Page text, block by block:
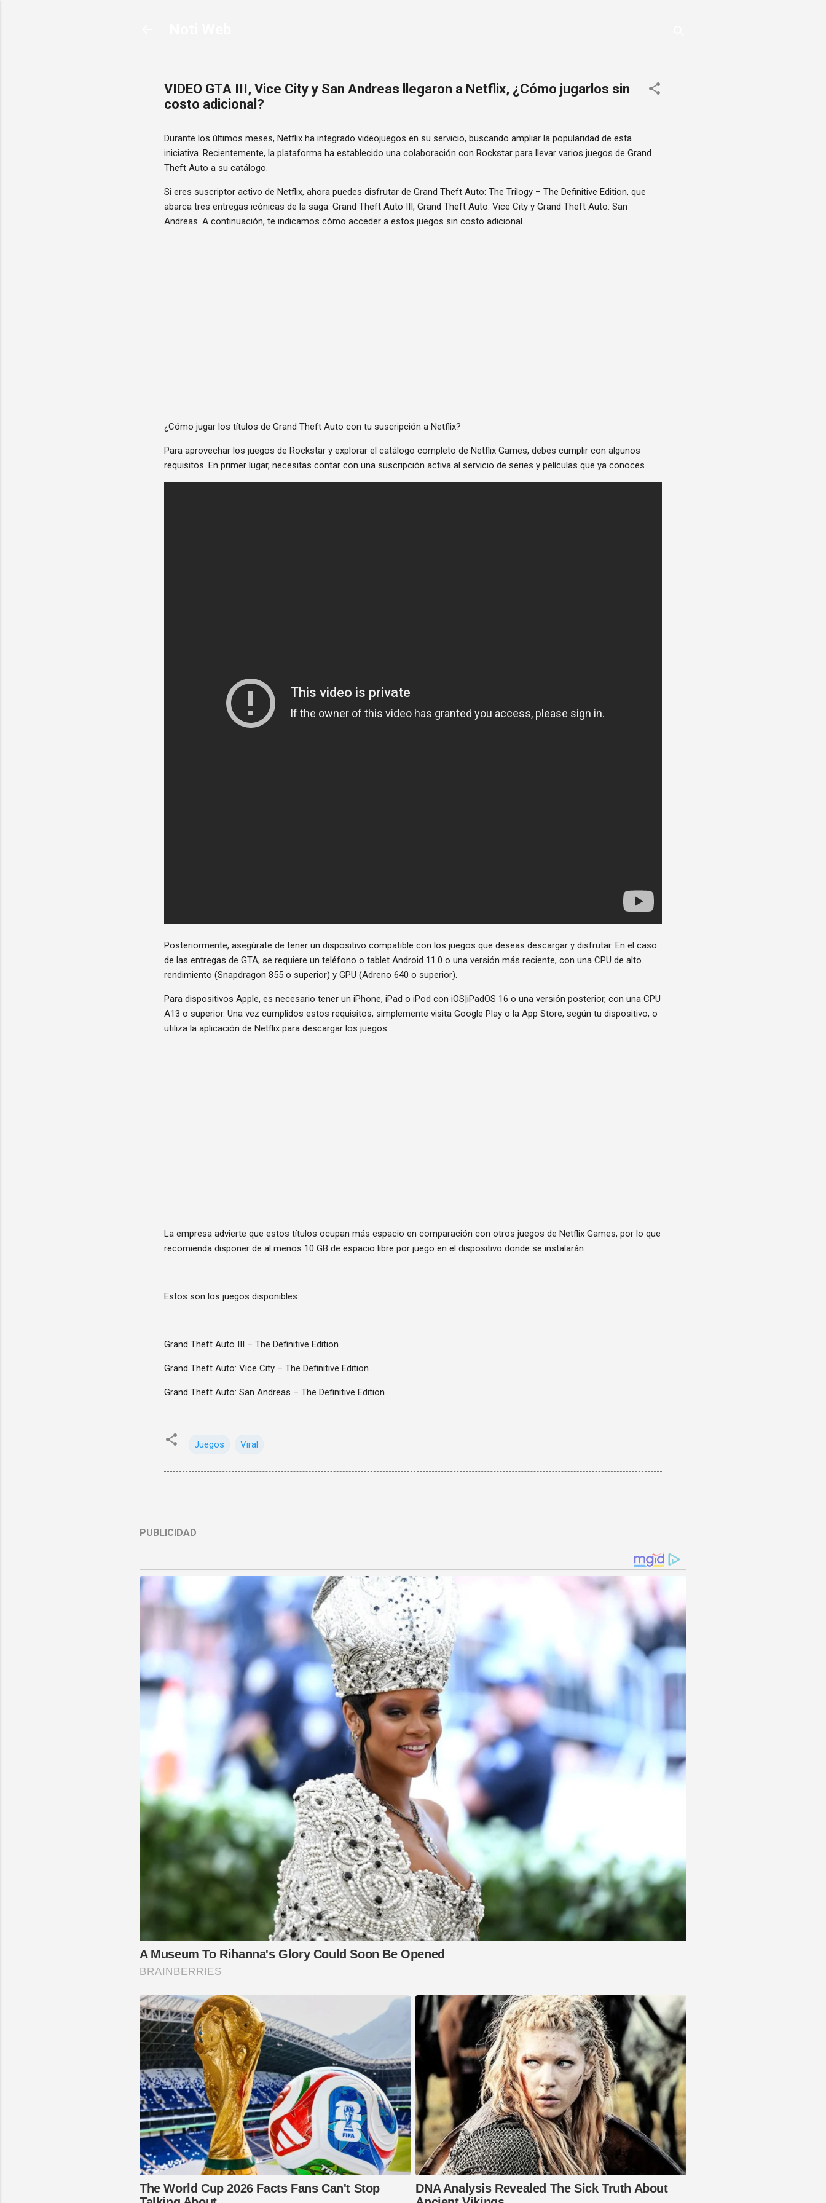
VIDEO GTA III, Vice City y San Andreas llegaron a Netflix, ¿Cómo jugarlos sin
costo adicional?
Durante los últimos meses, Netflix ha integrado videojuegos en su servicio, buscando ampliar la popularidad de esta
iniciativa. Recientemente, la plataforma ha establecido una colaboración con Rockstar para llevar varios juegos de Grand
Theft Auto a su catálogo.
Si eres suscriptor activo de Netflix, ahora puedes disfrutar de Grand Theft Auto: The Trilogy – The Definitive Edition, que
abarca tres entregas icónicas de la saga: Grand Theft Auto III, Grand Theft Auto: Vice City y Grand Theft Auto: San
Andreas. A continuación, te indicamos cómo acceder a estos juegos sin costo adicional.
¿Cómo jugar los títulos de Grand Theft Auto con tu suscripción a Netflix?
Para aprovechar los juegos de Rockstar y explorar el catálogo completo de Netflix Games, debes cumplir con algunos
requisitos. En primer lugar, necesitas contar con una suscripción activa al servicio de series y películas que ya conoces.
Posteriormente, asegúrate de tener un dispositivo compatible con los juegos que deseas descargar y disfrutar. En el caso
de las entregas de GTA, se requiere un teléfono o tablet Android 11.0 o una versión más reciente, con una CPU de alto
rendimiento (Snapdragon 855 o superior) y GPU (Adreno 640 o superior).
Para dispositivos Apple, es necesario tener un iPhone, iPad o iPod con iOS|iPadOS 16 o una versión posterior, con una CPU
A13 o superior. Una vez cumplidos estos requisitos, simplemente visita Google Play o la App Store, según tu dispositivo, o
utiliza la aplicación de Netflix para descargar los juegos.
La empresa advierte que estos títulos ocupan más espacio en comparación con otros juegos de Netflix Games, por lo que
recomienda disponer de al menos 10 GB de espacio libre por juego en el dispositivo donde se instalarán.
Estos son los juegos disponibles:
Grand Theft Auto III – The Definitive Edition
Grand Theft Auto: Vice City – The Definitive Edition
Grand Theft Auto: San Andreas – The Definitive Edition
Juegos Viral
PUBLICIDAD